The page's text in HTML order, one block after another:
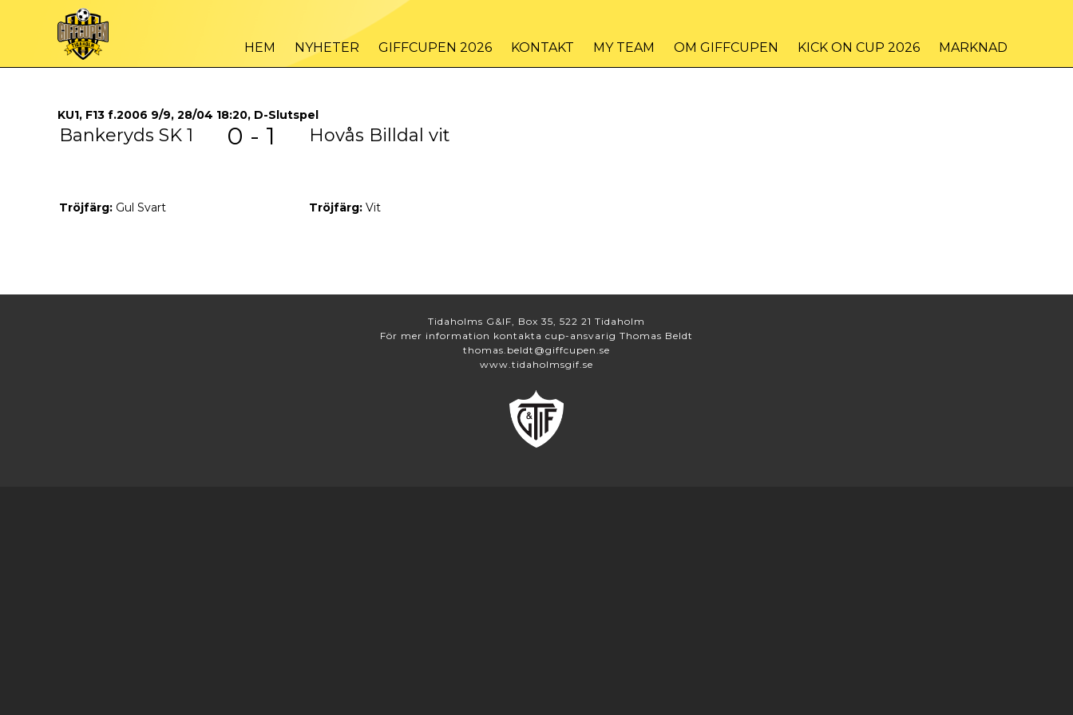
HEM NYHETER GIFFCUPEN 2026 KONTAKT MY TEAM OM GIFFCUPEN KICK ON CUP 2026 MARKNAD
KU1, F13 f.2006 9/9, 28/04 18:20, D-Slutspel
Bankeryds SK 1 0 - 1 Hovås Billdal vit
Tröjfärg: Gul Svart Tröjfärg: Vit
Tidaholms G&IF, Box 35, 522 21 Tidaholm
För mer information kontakta cup-ansvarig Thomas Beldt
thomas.beldt@giffcupen.se
www.tidaholmsgif.se